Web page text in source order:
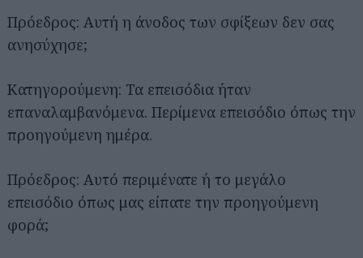
Πρόεδρος: Αυτή η άνοδος των σφίξεων δεν σας
ανησύχησε;
Κατηγορούμενη: Τα επεισόδια ήταν
επαναλαμβανόμενα. Περίμενα επεισόδιο όπως την
προηγούμενη ημέρα.
Πρόεδρος: Αυτό περιμένατε ή το μεγάλο
επεισόδιο όπως μας είπατε την προηγούμενη
φορά;